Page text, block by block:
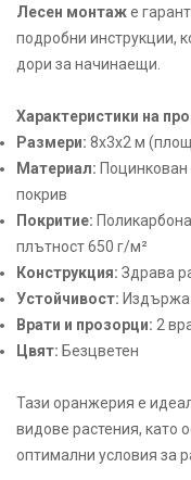
Лесен монтаже
подробни инструкции,
дори за начинаещи.
Характеристики на
Размери: 8х3х2 м
Материал:
покрив
Покритие:
плътност 650 г/м²
Конструкция: Здрава
Устойчивост: Издържа
Врати и прозорци: 2
Цвят: Безцветен
Тази оранжерия е
видове растения, като
оптимални условия за